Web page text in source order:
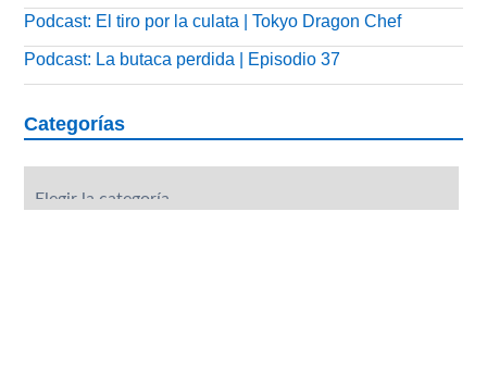
Podcast: El tiro por la culata | Tokyo Dragon Chef
Podcast: La butaca perdida | Episodio 37
Categorías